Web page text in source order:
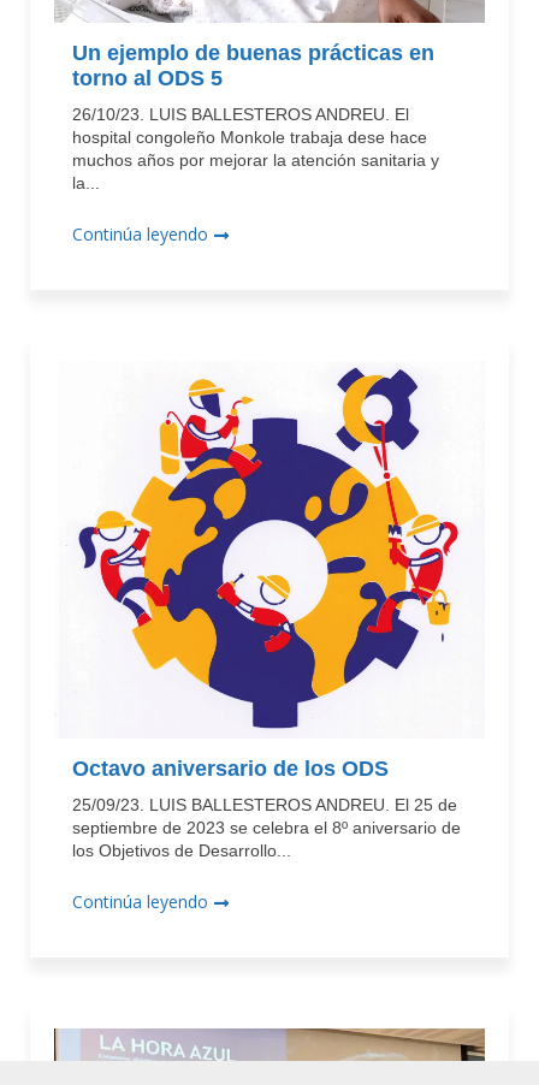
Un ejemplo de buenas prácticas en
torno al ODS 5
26/10/23. LUIS BALLESTEROS ANDREU. El
hospital congoleño Monkole trabaja dese hace
muchos años por mejorar la atención sanitaria y
la...
Continúa leyendo
Octavo aniversario de los ODS
25/09/23. LUIS BALLESTEROS ANDREU. El 25 de
septiembre de 2023 se celebra el 8º aniversario de
los Objetivos de Desarrollo...
Continúa leyendo